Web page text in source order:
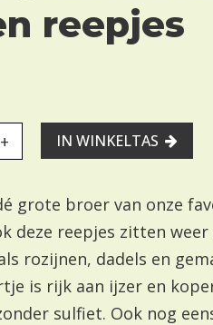
reepjes
+ IN WINKELTAS
grote broer van onze
deze reepjes zitten
rozijnen, dadels en
is rijk aan ijzer en
sulfiet. Ook nog